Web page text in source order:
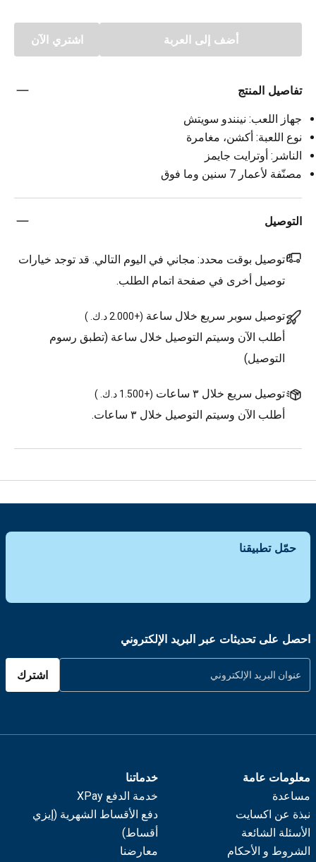
أضف إلى العربة اشتري الآن
تفاصيل المنتج
جهاز اللعب: نينندو سويتش
نوع اللعبة: أكشن، مغامرة
الناشر: أوترايت جايمز
مصنّفة لأعمار 7 سنين وما فوق
التوصيل
توصيل بوقت محدد: مجاني في اليوم التالي. قد توجد خيارات
توصيل أخرى في صفحة اتمام الطلب.
توصيل سوبر سريع خلال ساعة (+2.000 د.ك. )
أطلب الآن وسيتم التوصيل خلال ساعة (تطبق رسوم
التوصيل)
توصيل سريع خلال ٣ ساعات (+1.500 د.ك. )
أطلب الآن وسيتم التوصيل خلال ٣ ساعات.
حمّل تطبيقنا
احصل على تحديثات عبر البريد الإلكتروني
اشترك
معلومات عامة
مساعدة
نبذة عن اكسايت
الأسئلة الشائعة
الشروط و الأحكام
خدماتنا
خدمة الدفع XPay
دفع الأقساط الشهرية (إيزي
أقساط)
معارضنا